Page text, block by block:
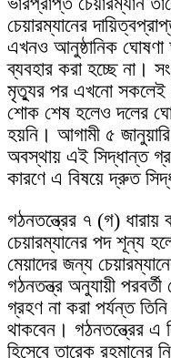
চেয়ারম্যানের
এখনও আনুষ্ঠানিক
ব্যবহার করা হচ্ছে না।
মৃত্যুর পর এখনো সকলেই
শোক শেষ হলেও দলের
হয়নি। আগামী ৫
অবস্থায় এই সিদ্ধান্ত
কারণে এ বিষয়ে দ্রুত
গঠনতন্ত্রের ৭ (গ)
চেয়ারম্যানের পদ শূন্য
মেয়াদের জন্য
গঠনতন্ত্র অনুযায়ী পরবর্তী
গ্রহণ না করা পর্যন্ত তিনি
থাকবেন। গঠনতন্ত্রের এ
হিসেবে তারেক